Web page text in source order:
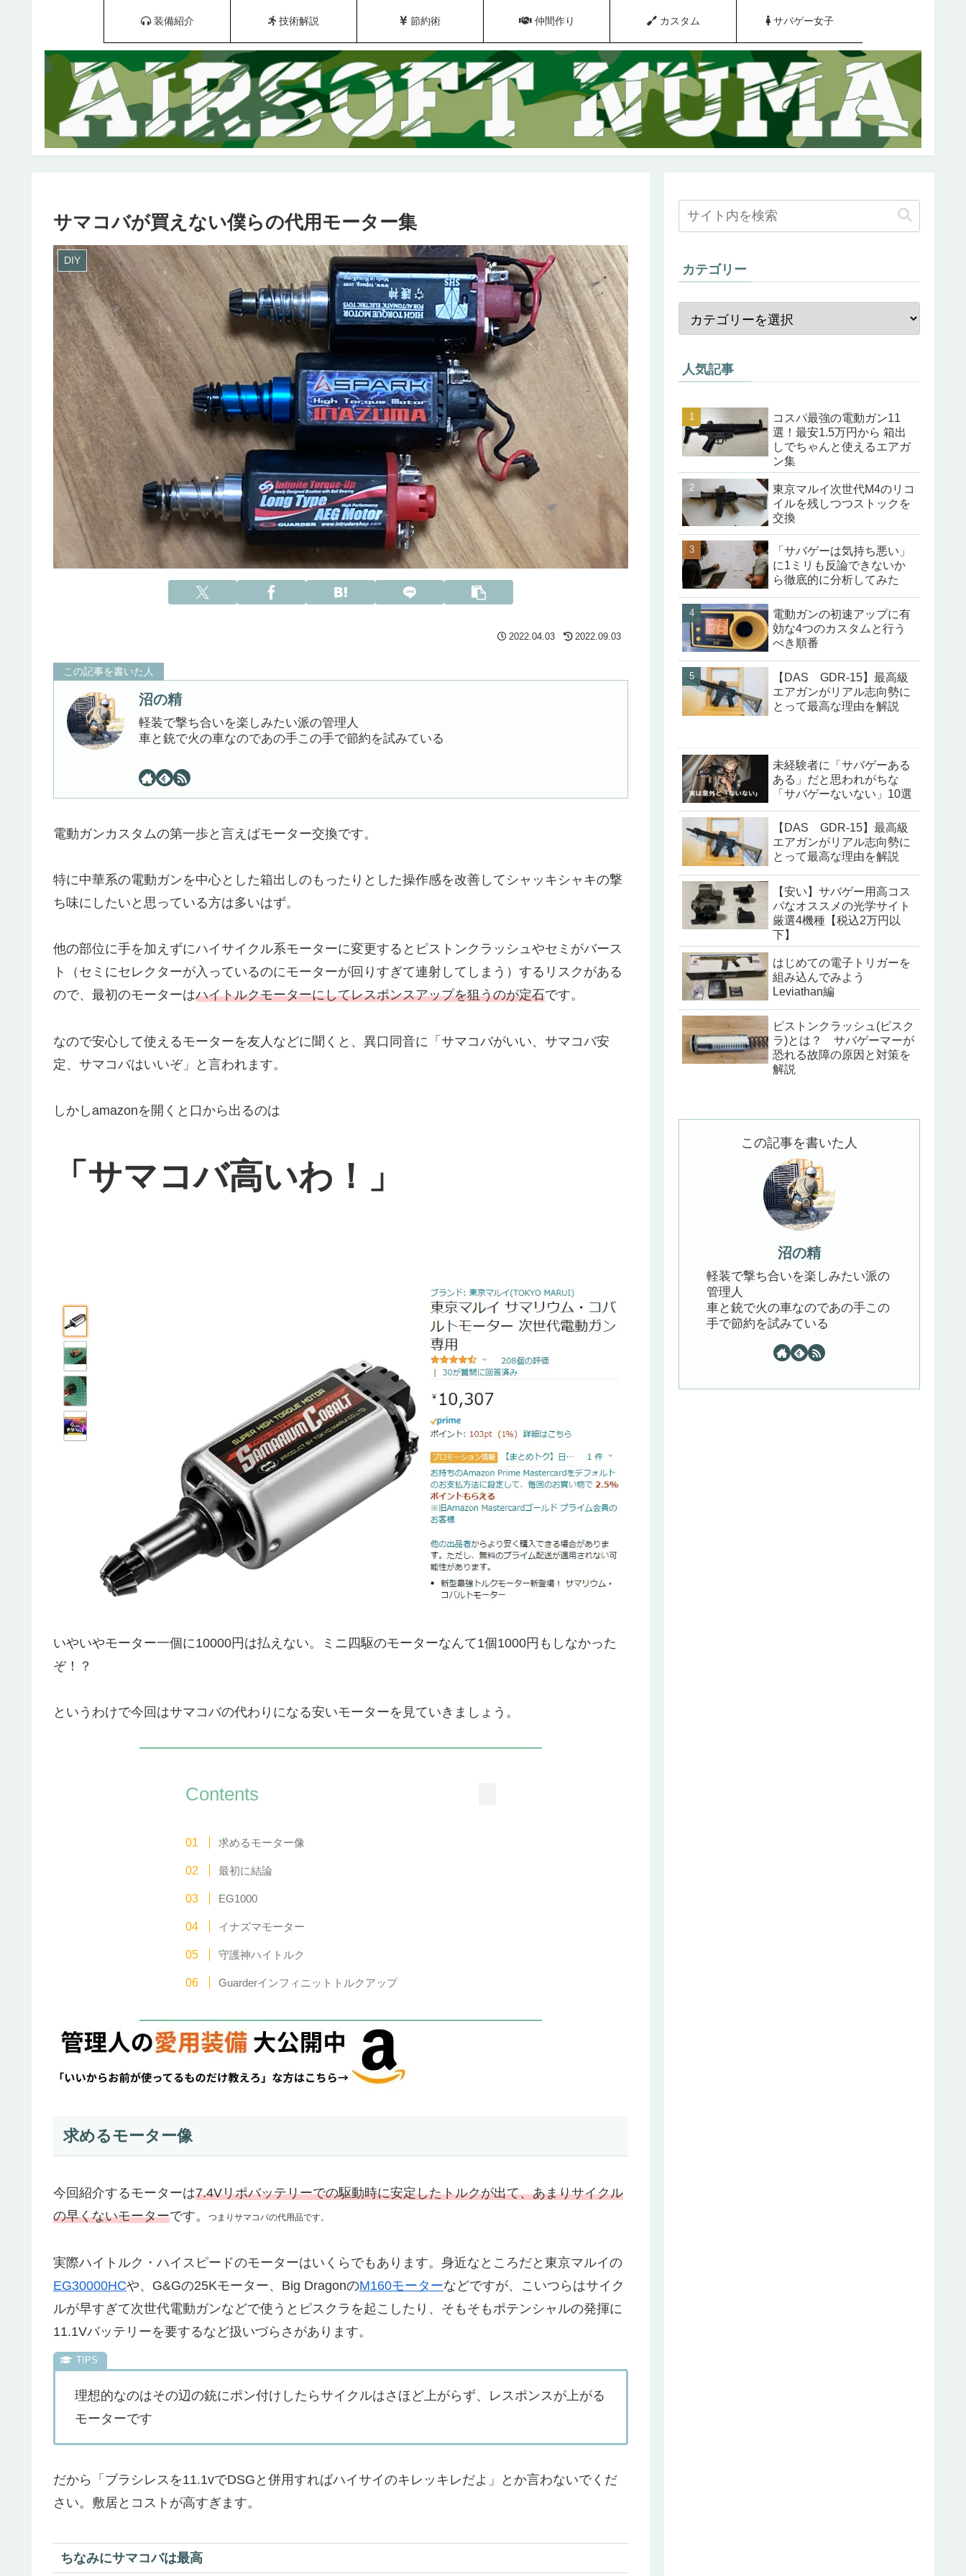
装備紹介 技術解説 節約術 仲間作り カスタム サバゲー女子
サマコバが買えない僕らの代用モーター集
DIY
2022.04.03 2022.09.03
この記事を書いた人
沼の精
軽装で撃ち合いを楽しみたい派の管理人
車と銃で火の車なのであの手この手で節約を試みている
電動ガンカスタムの第一歩と言えばモーター交換です。
特に中華系の電動ガンを中心とした箱出しのもったりとした操作感を改善してシャッキシャキの撃
ち味にしたいと思っている方は多いはず。
他の部位に手を加えずにハイサイクル系モーターに変更するとピストンクラッシュやセミがバース
ト（セミにセレクターが入っているのにモーターが回りすぎて連射してしまう）するリスクがある
ので、最初のモーターはハイトルクモーターにしてレスポンスアップを狙うのが定石です。
なので安心して使えるモーターを友人などに聞くと、異口同音に「サマコバがいい、サマコバ安
定、サマコバはいいぞ」と言われます。
しかしamazonを開くと口から出るのは
「サマコバ高いわ！」
いやいやモーター一個に10000円は払えない。ミニ四駆のモーターなんて1個1000円もしなかった
ぞ！？
というわけで今回はサマコバの代わりになる安いモーターを見ていきましょう。
Contents
求めるモーター像
最初に結論
EG1000
イナズマモーター
守護神ハイトルク
Guarderインフィニットトルクアップ
求めるモーター像
今回紹介するモーターは7.4Vリポバッテリーでの駆動時に安定したトルクが出て、あまりサイクル
の早くないモーターです。 つまりサマコバの代用品です。
実際ハイトルク・ハイスピードのモーターはいくらでもあります。身近なところだと東京マルイの
EG30000HCや、G&Gの25Kモーター、Big DragonのM160モーターなどですが、こいつらはサイク
ルが早すぎて次世代電動ガンなどで使うとピスクラを起こしたり、そもそもポテンシャルの発揮に
11.1Vバッテリーを要するなど扱いづらさがあります。
理想的なのはその辺の銃にポン付けしたらサイクルはさほど上がらず、レスポンスが上がる
モーターです
だから「ブラシレスを11.1vでDSGと併用すればハイサイのキレッキレだよ」とか言わないでくだ
さい。敷居とコストが高すぎます。
ちなみにサマコバは最高
カテゴリー
人気記事
コスパ最強の電動ガン11
選！最安1.5万円から 箱出
しでちゃんと使えるエアガ
ン集
東京マルイ次世代M4のリコ
イルを残しつつストックを
交換
「サバゲーは気持ち悪い」
に1ミリも反論できないか
ら徹底的に分析してみた
電動ガンの初速アップに有
効な4つのカスタムと行う
べき順番
【DAS GDR-15】最高級
エアガンがリアル志向勢に
とって最高な理由を解説
未経験者に「サバゲーある
ある」だと思われがちな
「サバゲーないない」10選
【DAS GDR-15】最高級
エアガンがリアル志向勢に
とって最高な理由を解説
【安い】サバゲー用高コス
パなオススメの光学サイト
厳選4機種【税込2万円以
下】
はじめての電子トリガーを
組み込んでみよう
Leviathan編
ピストンクラッシュ(ピスク
ラ)とは？ サバゲーマーが
恐れる故障の原因と対策を
解説
この記事を書いた人
沼の精
軽装で撃ち合いを楽しみたい派の
管理人
車と銃で火の車なのであの手この
手で節約を試みている